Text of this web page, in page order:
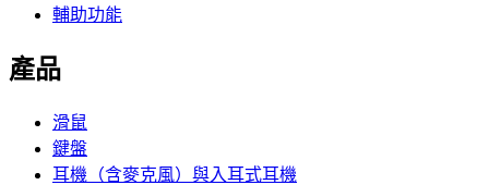
輔助功能
產品
滑鼠
鍵盤
耳機（含麥克風）與入耳式耳機